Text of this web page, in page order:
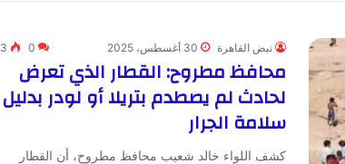
نبض القاهرة 30 أغسطس، 2025 0
3
محافظ مطروح: القطار الذي تعرض
لحادث لم يصطدم بتريلا أو لودر بدليل
سلامة الجرار
كشف اللواء خالد شعيب محافظ مطروح، أن القطار